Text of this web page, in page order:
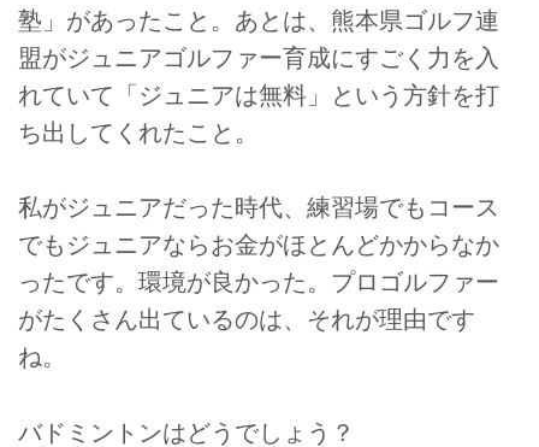
塾」があったこと。あとは、熊本県ゴルフ連
盟がジュニアゴルファー育成にすごく力を入
れていて「ジュニアは無料」という方針を打
ち出してくれたこと。
私がジュニアだった時代、練習場でもコース
でもジュニアならお金がほとんどかからなか
ったです。環境が良かった。プロゴルファー
がたくさん出ているのは、それが理由です
ね。
バドミントンはどうでしょう？